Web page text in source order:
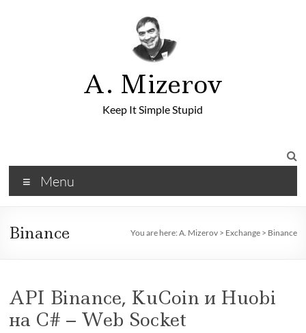
A. Mizerov
Keep It Simple Stupid
Menu
Binance You are here: A. Mizerov> Exchange> Binance
API Binance, KuCoin и Huobi
на C# – Web Socket